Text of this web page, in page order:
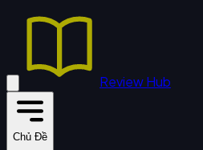
Review Hub
Chủ Đề